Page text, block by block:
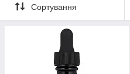
Сортування